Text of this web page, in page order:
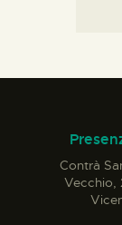
Contrà
Vecchio,